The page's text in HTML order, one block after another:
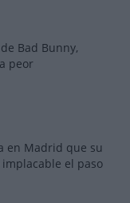
Bad Bunny,
peor
en Madrid que su
el paso